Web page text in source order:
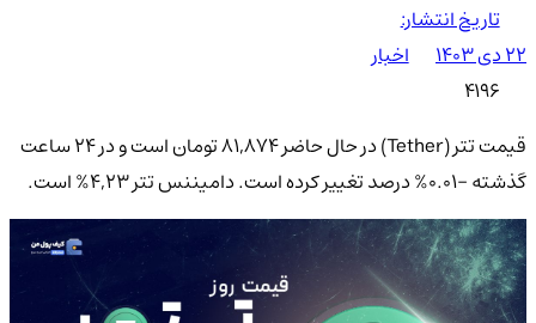
تاریخ انتشار:
۲۲ دی ۱۴۰۳
اخبار
4196
قیمت تتر (Tether) در حال حاضر 81,874 تومان است و در ۲۴ ساعت
گذشته -0.01% درصد تغییر کرده است. دامیننس تتر 4,23% است.